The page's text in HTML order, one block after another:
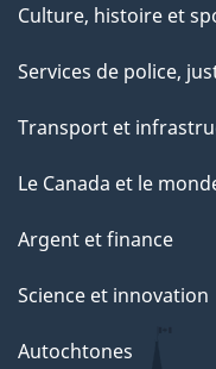
t
e
a
g
Culture, histoire et
Services de police,
Transport et
Le Canada et le
Argent et finance
Science et innovation
Autochtones